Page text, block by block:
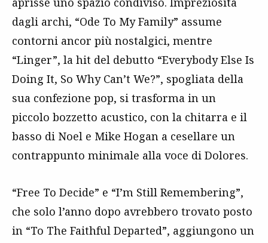
dagli archi, “Ode To My Family” assume
contorni ancor più nostalgici, mentre
“Linger”, la hit del debutto “Everybody Else Is
Doing It, So Why Can’t We?”, spogliata della
sua confezione pop, si trasforma in un
piccolo bozzetto acustico, con la chitarra e il
basso di Noel e Mike Hogan a cesellare un
contrappunto minimale alla voce di Dolores.
“Free To Decide” e “I’m Still Remembering”,
che solo l’anno dopo avrebbero trovato posto
in “To The Faithful Departed”, aggiungono un